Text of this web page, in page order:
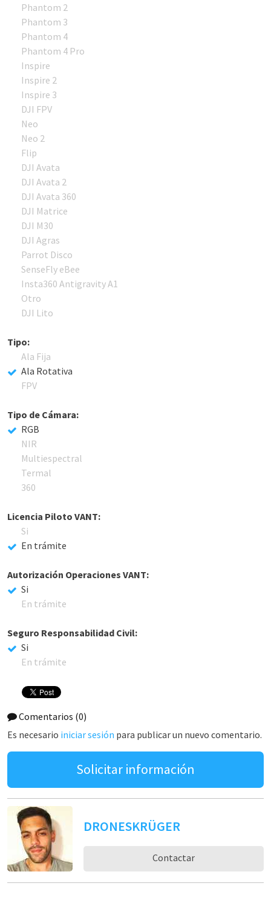
Phantom 2
Phantom 3
Phantom 4
Phantom 4 Pro
Inspire
Inspire 2
Inspire 3
DJI FPV
Neo
Neo 2
Flip
DJI Avata
DJI Avata 2
DJI Avata 360
DJI Matrice
DJI M30
DJI Agras
Parrot Disco
SenseFly eBee
Insta360 Antigravity A1
Otro
DJI Lito
Tipo:
Ala Fija
Ala Rotativa
FPV
Tipo de Cámara:
RGB
NIR
Multiespectral
Termal
360
Licencia Piloto VANT:
Si
En trámite
Autorización Operaciones VANT:
Si
En trámite
Seguro Responsabilidad Civil:
Si
En trámite
Comentarios (0)
Es necesario iniciar sesión para publicar un nuevo comentario.
Solicitar información
DRONESKRÜGER
Contactar